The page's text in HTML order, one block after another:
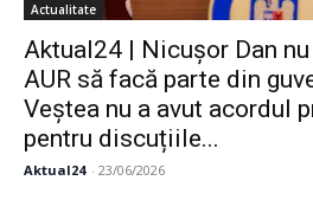
Actualitate
Aktual24 | Nicușor Dan
AUR să facă parte din
Veștea nu a avut acordul
pentru discuțiile...
Aktual24 - 23/06/2026